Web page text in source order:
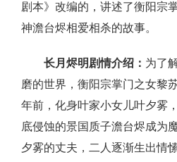
剧本》改编的，讲述了衡阳宗
神澹台烬相爱相杀的故事。
长月烬明剧情介绍： 为了
磨的世界，衡阳宗掌门之女黎
年前，化身叶家小女儿叶夕雾
底侵蚀的景国质子澹台烬成为
夕雾的丈夫，二人逐渐生出情